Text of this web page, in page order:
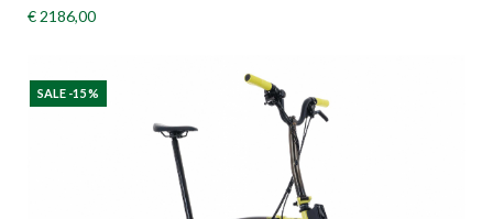
€ 2186,00
SALE -15 %